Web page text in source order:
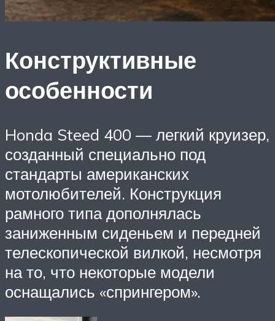
Конструктивные
особенности
Honda Steed 400 — легкий круизер,
созданный специально под
стандарты американских
мотолюбителей. Конструкция
рамного типа дополнялась
заниженным сиденьем и передней
телескопической вилкой, несмотря
на то, что некоторые модели
оснащались «спрингером».